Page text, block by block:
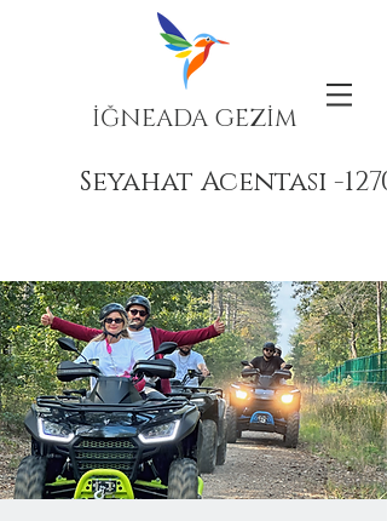
İĞNEADA GEZİM
Seyahat Acentası -